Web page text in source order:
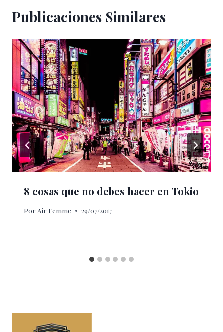
Publicaciones Similares
8 cosas que no debes hacer en Tokio
Por Air Femme 29/07/2017